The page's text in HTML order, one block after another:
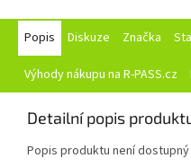
Popis Diskuze Značka
Výhody nákupu na R-PASS.cz
Detailní popis
Popis produktu není dostupný